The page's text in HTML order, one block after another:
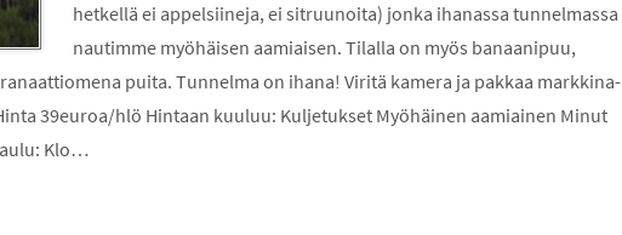
hetkellä ei appelsiineja, ei sitruunoita) jonka ihanassa tunnelmassa
nautimme myöhäisen aamiaisen. Tilalla on myös banaanipuu,
puita. Tunnelma on ihana! Viritä kamera ja pakkaa markkina-
39euroa/hlö Hintaan kuuluu: Kuljetukset Myöhäinen aamiainen Minut
Klo…